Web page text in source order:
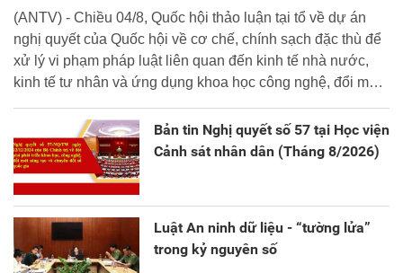
(ANTV) - Chiều 04/8, Quốc hội thảo luận tại tổ về dự án
nghị quyết của Quốc hội về cơ chế, chính sạch đặc thù để
xử lý vi phạm pháp luật liên quan đến kinh tế nhà nước,
kinh tế tư nhân và ứng dụng khoa học công nghệ, đổi mới
Bản tin Nghị quyết số 57 tại Học viện
Cảnh sát nhân dân (Tháng 8/2026)
Luật An ninh dữ liệu - “tường lửa”
trong kỷ nguyên số